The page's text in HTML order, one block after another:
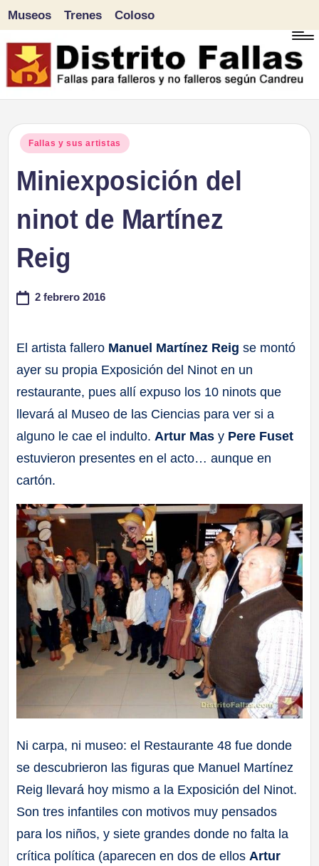
Saltar
al
Museos Trenes Coloso
Publicado
Fallas y sus artistas
Miniexposición del
ninot de Martínez
Reig
2 febrero 2016
El artista fallero Manuel Martínez Reig se montó
ayer su propia Exposición del Ninot en un
restaurante, pues allí expuso los 10 ninots que
llevará al Museo de las Ciencias para ver si a
alguno le cae el indulto. Artur Mas y Pere Fuset
estuvieron presentes en el acto… aunque en
cartón.
Ni carpa, ni museo: el Restaurante 48 fue donde
se descubrieron las figuras que Manuel Martínez
Reig llevará hoy mismo a la Exposición del Ninot.
Son tres infantiles con motivos muy pensados
para los niños, y siete grandes donde no falta la
crítica política (aparecen en dos de ellos Artur